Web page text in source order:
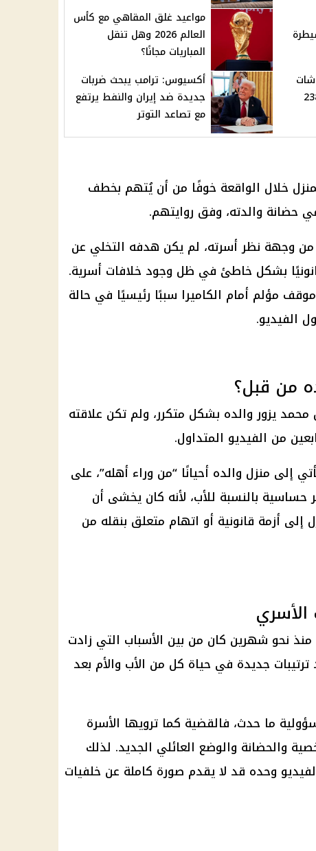
مواعيد غلق المقاهي مع كأس
العالم 2026 وهل تنقل
المباريات مجانًا؟
238.5
أكسيوس: ترامب يبحث ضربات
جديدة ضد إيران والنفط يرتفع
مع تصاعد التوتر
خلال الواقعة خوفًا من أن يُتهم بخطف
حضانة والدته، وفق روايتهم.
من وجهة نظر أسرته، لم يكن هدفه التخلي عن
بشكل خاطئ في ظل وجود خلافات أسرية.
مؤلم أمام الكاميرا سببًا رئيسيًا في حالة
الفيديو.
من قبل؟
يزور والده بشكل متكرر، ولم تكن علاقته
من الفيديو المتداول.
إلى منزل والده أحيانًا “من وراء أهله”، على
بالنسبة للأب، لأنه كان يخشى أن
إلى أزمة قانونية أو اتهام متعلق بنقله من
الأسري
نحو شهرين كان من بين الأسباب التي زادت
ترتيبات جديدة في حياة كل من الأب والأم بعد
ما حدث، فالقضية كما ترويها الأسرة
والحضانة والوضع العائلي الجديد. لذلك
وحده قد لا يقدم صورة كاملة عن خلفيات